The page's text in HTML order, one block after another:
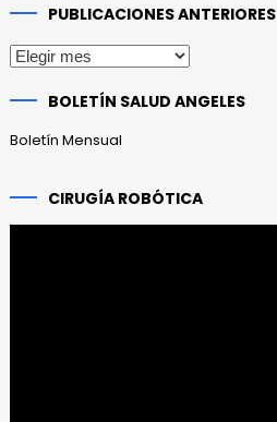
PUBLICACIONES ANTERIORES
Publicaciones
BOLETÍN SALUD ANGELES
Boletín Mensual
CIRUGÍA ROBÓTICA